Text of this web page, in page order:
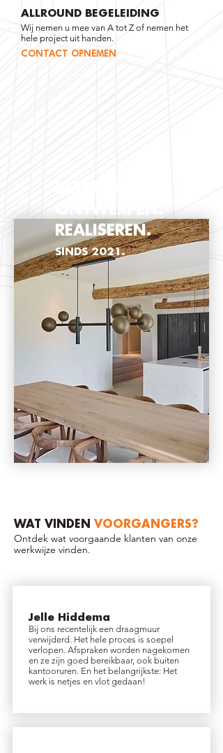
ALLROUND BEGELEIDING
Wij nemen u mee van A tot Z of nemen het
hele project uit handen.
CONTACT OPNEMEN
ONTWERPEN.
REALISEREN.
SINDS 2021.
WAT VINDEN VOORGANGERS?
Ontdek wat voorgaande klanten van onze
werkwijze vinden.
Jelle Hiddema
Bij ons recentelijk een draagmuur
verwijderd. Het hele proces is soepel
verlopen. Afspraken worden nagekomen
en ze zijn goed bereikbaar, ook buiten
kantooruren. En het belangrijkste: Het
werk is netjes en vlot gedaan!